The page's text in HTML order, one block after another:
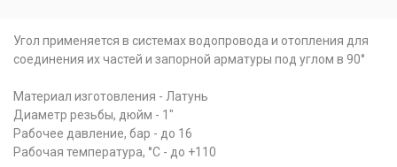
Угол применяется в системах водопровода и отопления для
соединения их частей и запорной арматуры под углом в 90°
Материал изготовления - Латунь
Диаметр резьбы, дюйм - 1"
Рабочее давление, бар - до 16
Рабочая температура, °С - до +110